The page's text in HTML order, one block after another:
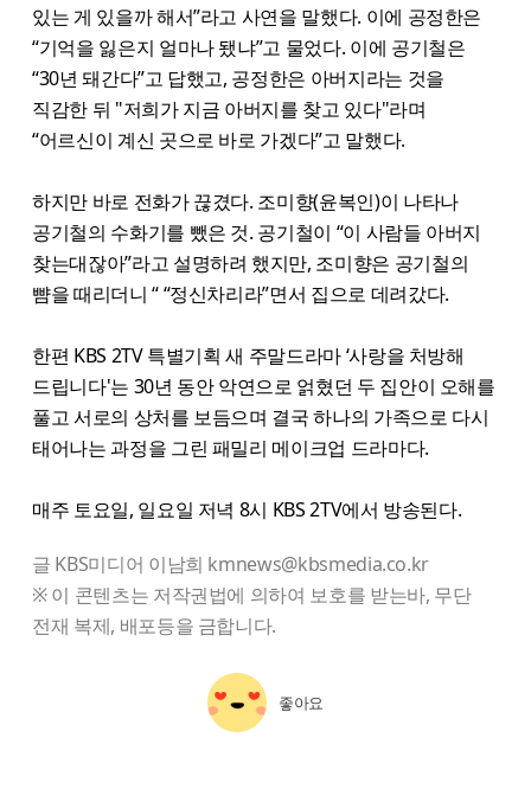
있는 게 있을까 해서”라고 사연을 말했다. 이에 공정한은
“기억을 잃은지 얼마나 됐냐”고 물었다. 이에 공기철은
“30년 돼간다”고 답했고, 공정한은 아버지라는 것을
직감한 뒤 "저희가 지금 아버지를 찾고 있다"라며
“어르신이 계신 곳으로 바로 가겠다”고 말했다.
하지만 바로 전화가 끊겼다. 조미향(윤복인)이 나타나
공기철의 수화기를 뺐은 것. 공기철이 “이 사람들 아버지
찾는대잖아”라고 설명하려 했지만, 조미향은 공기철의
뺨을 때리더니 “ “정신차리라”면서 집으로 데려갔다.
한편 KBS 2TV 특별기획 새 주말드라마 ‘사랑을 처방해
드립니다'는 30년 동안 악연으로 얽혔던 두 집안이 오해를
풀고 서로의 상처를 보듬으며 결국 하나의 가족으로 다시
태어나는 과정을 그린 패밀리 메이크업 드라마다.
매주 토요일, 일요일 저녁 8시 KBS 2TV에서 방송된다.
글 KBS미디어 이남희 kmnews@kbsmedia.co.kr
※ 이 콘텐츠는 저작권법에 의하여 보호를 받는바, 무단
전재 복제, 배포등을 금합니다.
좋아요